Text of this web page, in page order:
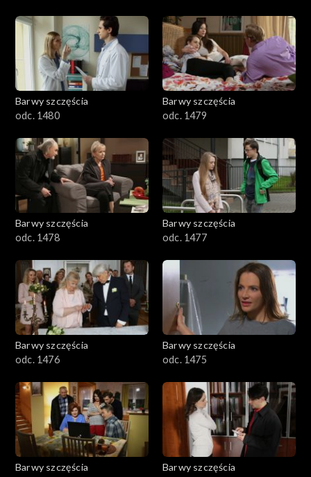
Barwy szczęścia
odc. 1480
Barwy szczęścia
odc. 1479
Barwy szczęścia
odc. 1478
Barwy szczęścia
odc. 1477
Barwy szczęścia
odc. 1476
Barwy szczęścia
odc. 1475
Barwy szczęścia
Barwy szczęścia